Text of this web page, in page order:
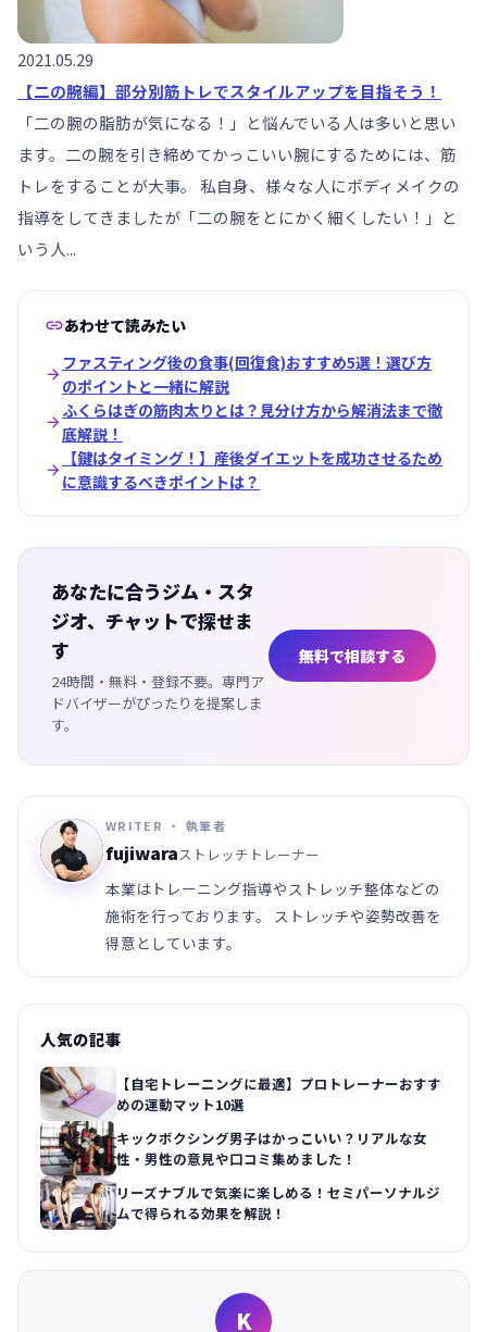
2021.05.29
【二の腕編】部分別筋トレでスタイルアップを目指そう！
「二の腕の脂肪が気になる！」と悩んでいる人は多いと思い
ます。二の腕を引き締めてかっこいい腕にするためには、筋
トレをすることが大事。 私自身、様々な人にボディメイクの
指導をしてきましたが「二の腕をとにかく細くしたい！」と
いう人...
あわせて読みたい

ファスティング後の食事(回復食)おすすめ5選！選び方
のポイントと一緒に解説

ふくらはぎの筋肉太りとは？見分け方から解消法まで徹
底解説！

【鍵はタイミング！】産後ダイエットを成功させるため
に意識するべきポイントは？
あなたに合うジム・スタ
ジオ、チャットで探せま
す
24時間・無料・登録不要。専門ア
ドバイザーがぴったりを提案しま
す。
無料で相談する
WRITER ・ 執筆者
fujiwaraストレッチトレーナー
本業はトレーニング指導やストレッチ整体などの
施術を行っております。 ストレッチや姿勢改善を
得意としています。
人気の記事
【自宅トレーニングに最適】プロトレーナーおすす
めの運動マット10選
キックボクシング男子はかっこいい？リアルな女
性・男性の意見や口コミ集めました！
リーズナブルで気楽に楽しめる！セミパーソナルジ
ムで得られる効果を解説！
K